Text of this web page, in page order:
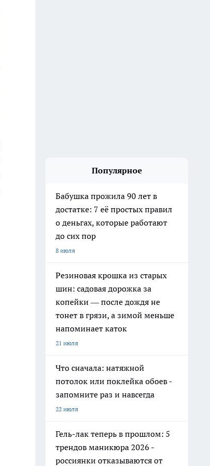
Популярное
Бабушка прожила 90 лет в
достатке: 7 её простых правил
о деньгах, которые работают
до сих пор
8 июля
Резиновая крошка из старых
шин: садовая дорожка за
копейки — после дождя не
тонет в грязи, а зимой меньше
напоминает каток
21 июля
Что сначала: натяжной
потолок или поклейка обоев -
запомните раз и навсегда
22 июля
Гель-лак теперь в прошлом: 5
трендов маникюра 2026 -
россиянки отказываются от